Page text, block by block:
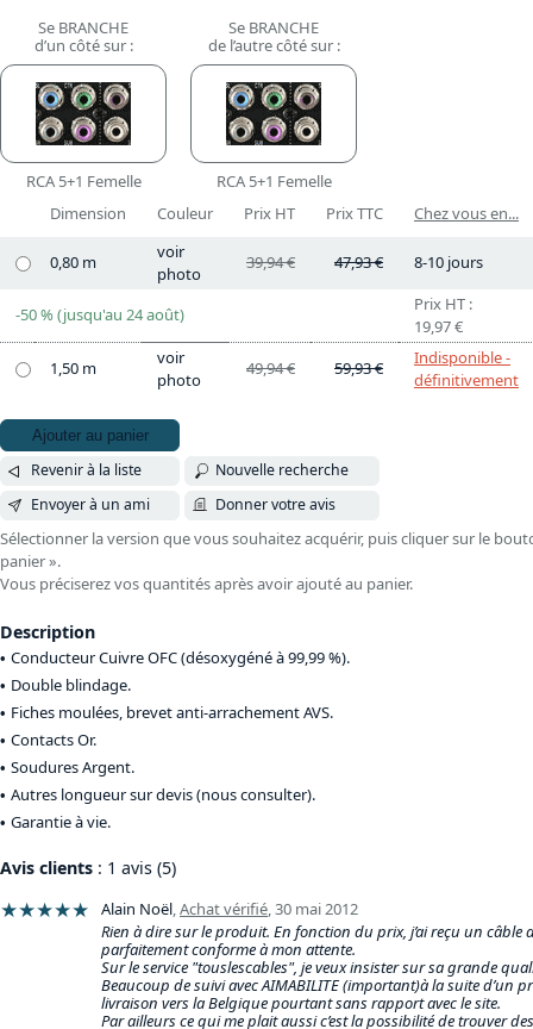
Se BRANCHE
d’un côté sur :
RCA 5+1 Femelle
Se BRANCHE
de l’autre côté sur :
RCA 5+1 Femelle
Dimension
Couleur Prix HT Prix TTC Chez vous en...
0,80 m
voir
photo
39,94 € 47,93 € 8-10 jours
-50 % (jusqu'au 24 août)
Prix HT :
19,97 €
1,50 m
voir
photo
49,94 € 59,93 €
Indisponible -
définitivement
Ajouter au panier
Revenir à la liste
Nouvelle recherche
Envoyer à un ami
Donner votre avis
Sélectionner la version que vous souhaitez acquérir, puis cliquer sur le
panier ».
Vous préciserez vos quantités après avoir ajouté au panier.
Description
Conducteur Cuivre OFC (désoxygéné à 99,99 %).
Double blindage.
Fiches moulées, brevet anti-arrachement AVS.
Contacts Or.
Soudures Argent.
Autres longueur sur devis (nous consulter).
Garantie à vie.
Avis clients : 1 avis (5)
★★★★★ Alain Noël,Achat vérifié,30 mai 2012
Rien à dire sur le produit. En fonction du prix, j’ai reçu un câble
parfaitement conforme à mon attente.
Sur le service "touslescables", je veux insister sur sa grande
Beaucoup de suivi avec AIMABILITE (important)à la suite d’un
livraison vers la Belgique pourtant sans rapport avec le site.
Par ailleurs ce qui me plait aussi c’est la possibilité de trouver